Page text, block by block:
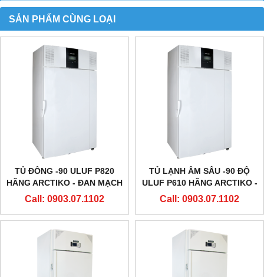
SẢN PHẨM CÙNG LOẠI
TỦ ĐÔNG -90 ULUF P820
HÃNG ARCTIKO - ĐAN MẠCH
Call: 0903.07.1102
TỦ LẠNH ÂM SÂU -90 ĐỘ
ULUF P610 HÃNG ARCTIKO -
ĐAN MẠCH
Call: 0903.07.1102